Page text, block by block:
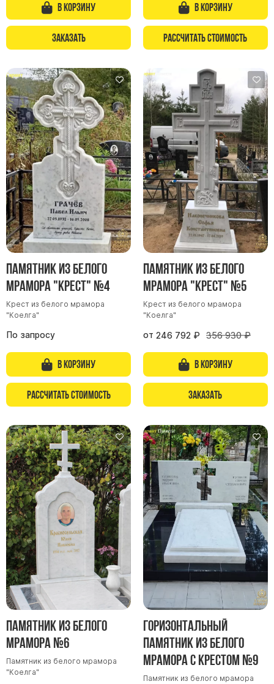
В корзину
Заказать
В корзину
Рассчитать стоимость
Памятник из белого
мрамора "Крест" №4
Крест из белого мрамора
"Коелга"
По запросу
В корзину
Рассчитать стоимость
Памятник из белого
мрамора "Крест" №5
Крест из белого мрамора
"Коелга"
от 246 792 ₽ 356 930 ₽
В корзину
Заказать
Памятник из белого
мрамора №6
Памятник из белого мрамора
"Коелга"
Горизонтальный
памятник из белого
мрамора с крестом №9
Памятник из белого мрамора